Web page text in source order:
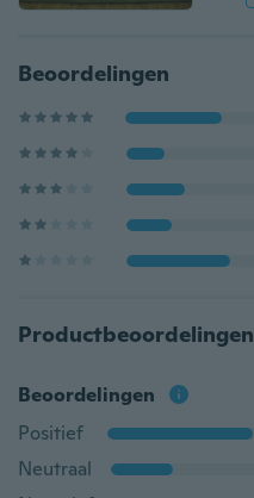
Beoordelingen
Productbeoordelingen
Beoordelingen
Positief
Neutraal